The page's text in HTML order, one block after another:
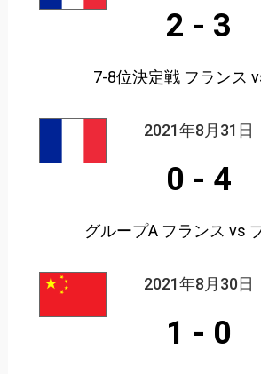
2 - 3
7-8位決定戦 フランス
2021年8月31日
0 - 4
グループA フランス vs
2021年8月30日
1 - 0